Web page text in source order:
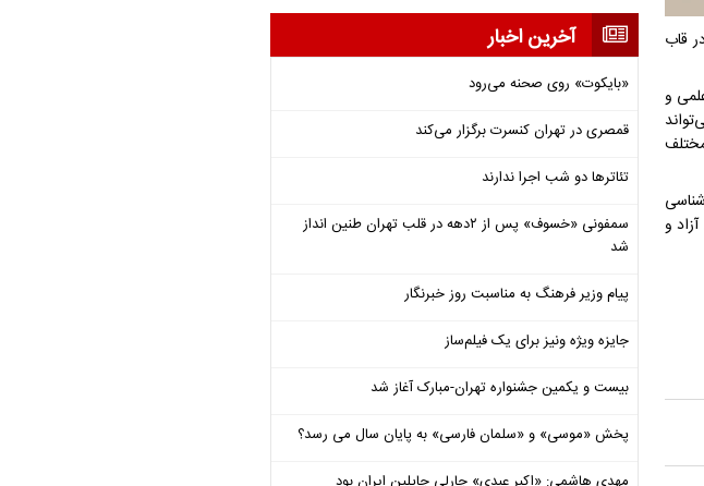
قاب
و
محل بنیاد ایران‌شناسی
و
آخرین اخبار
«بایکوت» روی صحنه می‌رود
قمصری در تهران کنسرت برگزار می‌کند
تئاترها دو شب اجرا ندارند
سمفونی «خسوف» پس از ۲دهه در قلب تهران طنین انداز
شد
پیام وزیر فرهنگ به مناسبت روز خبرنگار
جایزه ویژه ونیز برای یک فیلم‌ساز
بیست و یکمین جشنواره تهران-مبارک آغاز شد
پخش «موسی» و «سلمان فارسی» به پایان سال می رسد؟